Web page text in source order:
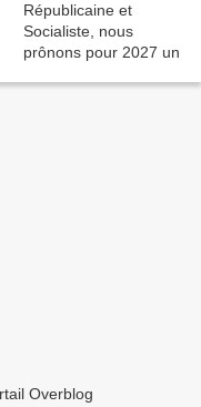
Overblog